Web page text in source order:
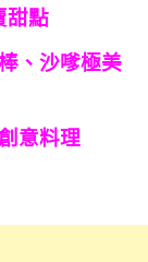
甜點
、沙嗲極美
意料理